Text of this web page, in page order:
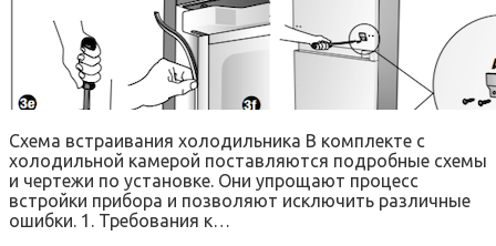
Схема встраивания холодильника В комплекте с
холодильной камерой поставляются подробные схемы
и чертежи по установке. Они упрощают процесс
встройки прибора и позволяют исключить различные
ошибки. 1. Требования к…